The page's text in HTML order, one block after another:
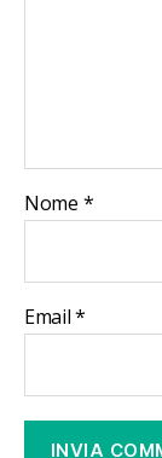
Nome *
Email*